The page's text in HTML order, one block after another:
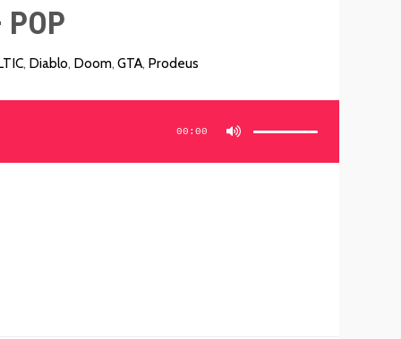
, Diablo, Doom, GTA, Prodeus
00:00
góry/do
zwiększyć